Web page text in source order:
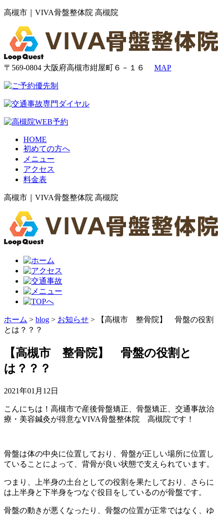
高槻市｜VIVA骨盤整体院 高槻院
〒569-0804 大阪府高槻市紺屋町６－１６ MAP
HOME
初めての方へ
メニュー
アクセス
料金表
高槻市｜VIVA骨盤整体院 高槻院
ホーム > blog > お知らせ >
【高槻市 整骨院】 骨盤の役割
とは？？？
【高槻市 整骨院】 骨盤の役割と
は？？？
2021年01月12日
こんにちは！高槻市で産後骨盤矯正、骨盤矯正、交通事故治
療・美容鍼灸が得意なVIVA骨盤整体院 高槻院です！
骨盤は体の中央に位置しており、骨盤が正しい場所に位置し
ていることによって、背骨が良い状態で支えられています。
つまり、上半身の土台としての役割を果たしており、さらに
は上半身と下半身をつなぐ役目をしているのが骨盤です。
骨盤の動きが悪くなったり、骨盤の位置が正常ではなく、ゆ